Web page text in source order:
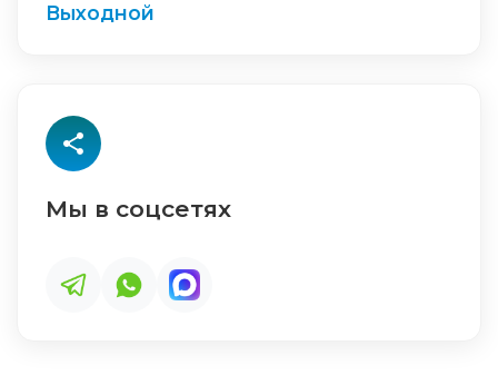
Выходной
Мы в соцсетях